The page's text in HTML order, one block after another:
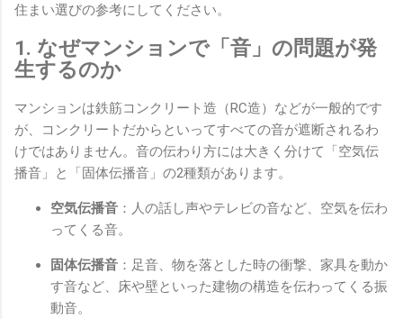
住まい選びの参考にしてください。
1. なぜマンションで「音」の問題が発
生するのか
マンションは鉄筋コンクリート造（RC造）などが一般的です
が、コンクリートだからといってすべての音が遮断されるわ
けではありません。音の伝わり方には大きく分けて「空気伝
播音」と「固体伝播音」の2種類があります。
空気伝播音 ：人の話し声やテレビの音など、空気を伝わ
ってくる音。
固体伝播音 ：足音、物を落とした時の衝撃、家具を動か
す音など、床や壁といった建物の構造を伝わってくる振
動音。